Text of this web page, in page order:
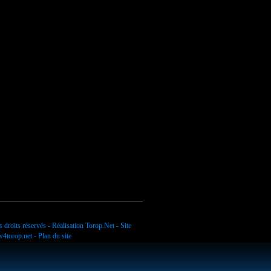
droits réservés - Réalisation Torop.Net - Site
- Plan du site